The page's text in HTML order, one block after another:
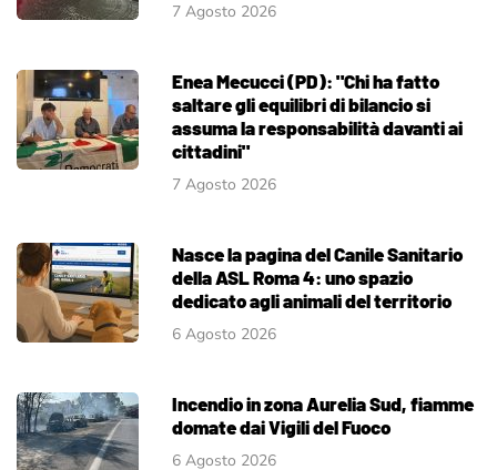
7 Agosto 2026
Enea Mecucci (PD): "Chi ha fatto
saltare gli equilibri di bilancio si
assuma la responsabilità davanti ai
cittadini"
7 Agosto 2026
Nasce la pagina del Canile Sanitario
della ASL Roma 4: uno spazio
dedicato agli animali del territorio
6 Agosto 2026
Incendio in zona Aurelia Sud, fiamme
domate dai Vigili del Fuoco
6 Agosto 2026